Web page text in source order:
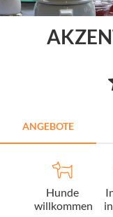
ANGEBOTE
Hunde
willkommen